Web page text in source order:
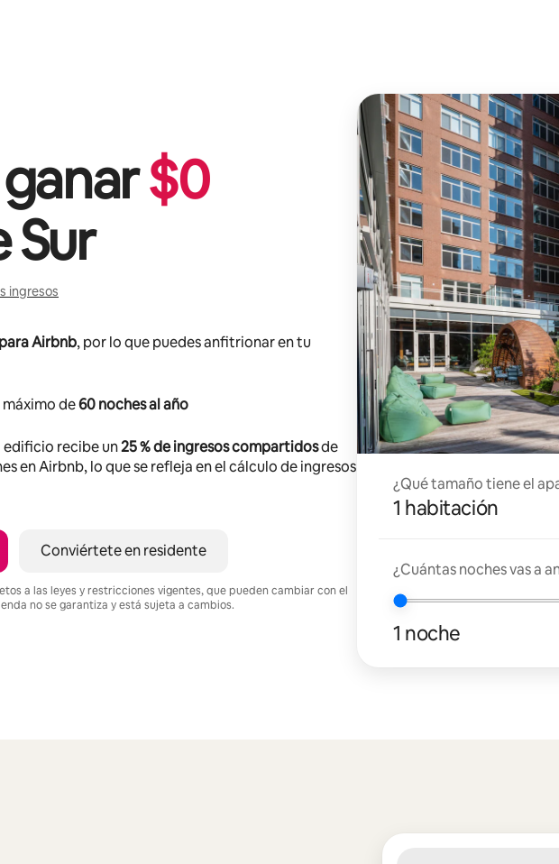
$0
Sur
ingresos
Airbnb, por lo que puedes anfitrionar en tu
de60 noches al año
edificio recibe un25 % de ingresos compartidosde
en Airbnb, lo que se refleja en el cálculo de ingresos
Conviértete en residente
a las leyes y restricciones vigentes, que pueden cambiar con el
no se garantiza y está sujeta a cambios.
¿Qué tamaño tiene el
1 habitación
¿Cuántas noches vas a
1 noche